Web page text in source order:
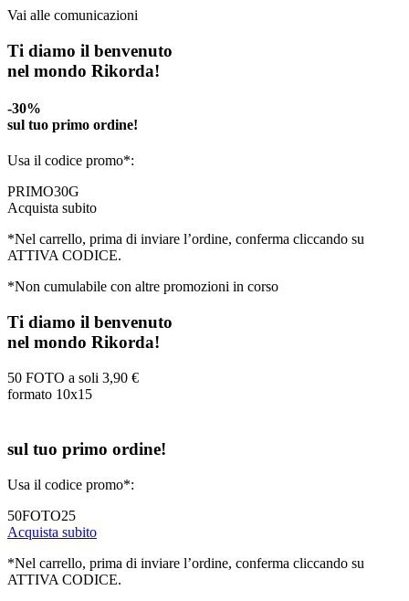
Vai alle comunicazioni
Ti diamo il benvenuto
nel mondo Rikorda!
-30%
sul tuo primo ordine!
Usa il codice promo*:
PRIMO30G
Acquista subito
*Nel carrello, prima di inviare l’ordine, conferma cliccando su
ATTIVA CODICE.
*Non cumulabile con altre promozioni in corso
Ti diamo il benvenuto
nel mondo Rikorda!
50 FOTO a soli 3,90 €
formato 10x15
sul tuo primo ordine!
Usa il codice promo*:
50FOTO25
Acquista subito
*Nel carrello, prima di inviare l’ordine, conferma cliccando su
ATTIVA CODICE.